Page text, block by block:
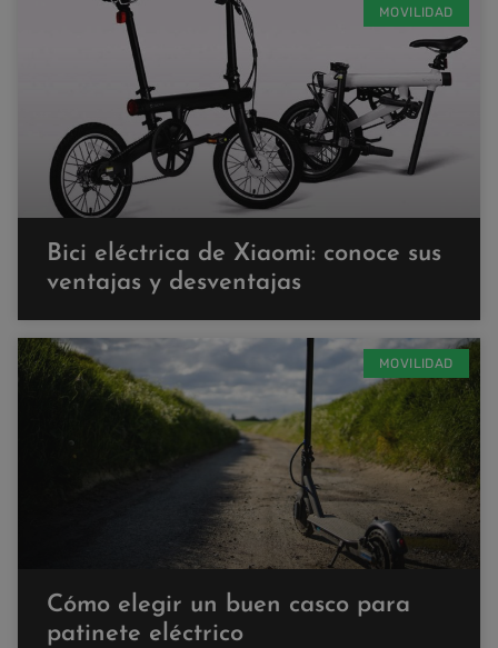
MOVILIDAD
Bici eléctrica de Xiaomi: conoce sus
ventajas y desventajas
MOVILIDAD
Cómo elegir un buen casco para
patinete eléctrico